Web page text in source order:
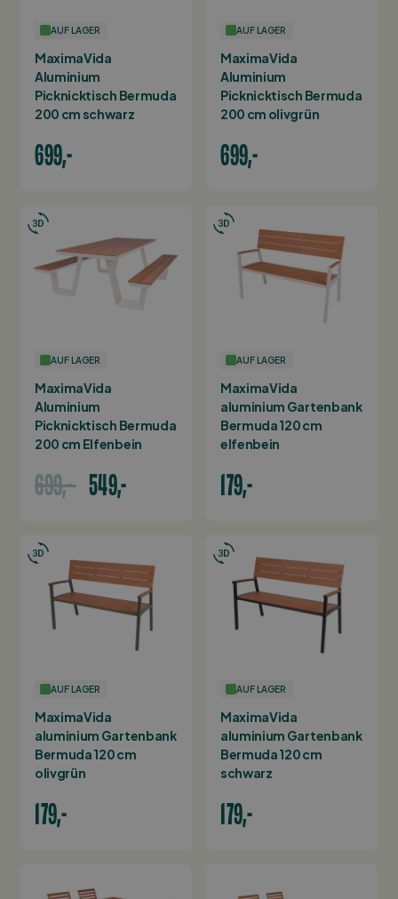
AUF LAGER
MaximaVida
Aluminium
Picknicktisch Bermuda
200 cm schwarz
699,-
AUF LAGER
MaximaVida
Aluminium
Picknicktisch Bermuda
200 cm olivgrün
699,-
AUF LAGER
MaximaVida
Aluminium
Picknicktisch Bermuda
200 cm Elfenbein
699,- 549,-
AUF LAGER
MaximaVida
aluminium Gartenbank
Bermuda 120 cm
elfenbein
179,-
AUF LAGER
MaximaVida
aluminium Gartenbank
Bermuda 120 cm
olivgrün
179,-
AUF LAGER
MaximaVida
aluminium Gartenbank
Bermuda 120 cm
schwarz
179,-